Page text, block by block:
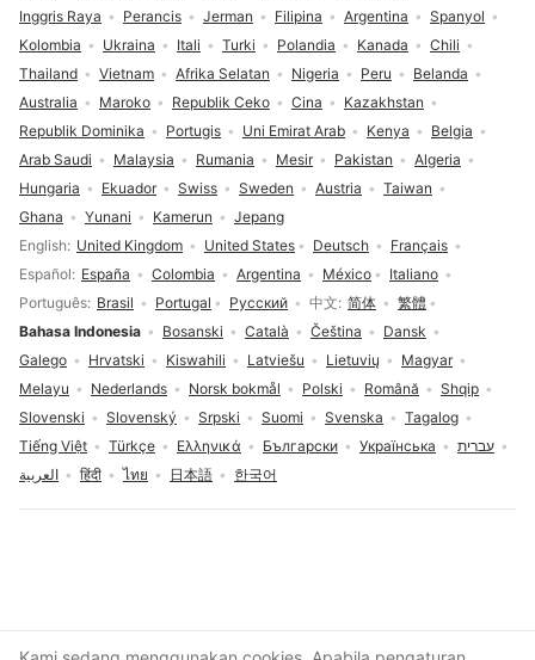
Pilihan bahasa
English United Kingdom United States Deutsch
Français
Español
España Colombia Argentina México
Italiano
Português Brasil Portugal Русский 中文 简体
繁體
Bahasa Indonesia
Bosanski Català Čeština
Dansk
Galego
Hrvatski Kiswahili Latviešu Lietuvių
Magyar
Melayu
Nederlands Norsk bokmål Polski Română
Shqip
Slovenski
Slovenský Srpski Suomi Svenska
Tagalog
Tiếng Việt
Türkçe Ελληνικά Български Українська
עברית
العربية
हिंदी ไทย 日本語 한국어
Inggris Raya
Perancis Jerman Filipina Argentina
Spanyol
Kolombia
Ukraina Itali Turki Polandia Kanada
Chili
Thailand
Vietnam Afrika Selatan Nigeria Peru
Belanda
Australia
Maroko Republik Ceko Cina
Kazakhstan
Republik Dominika
Portugis Uni Emirat Arab Kenya
Belgia
Arab Saudi
Malaysia Rumania Mesir Pakistan
Algeria
Hungaria
Ekuador Swiss Sweden Austria
Taiwan
Ghana
Yunani Kamerun Jepang
Persetujuan cookie